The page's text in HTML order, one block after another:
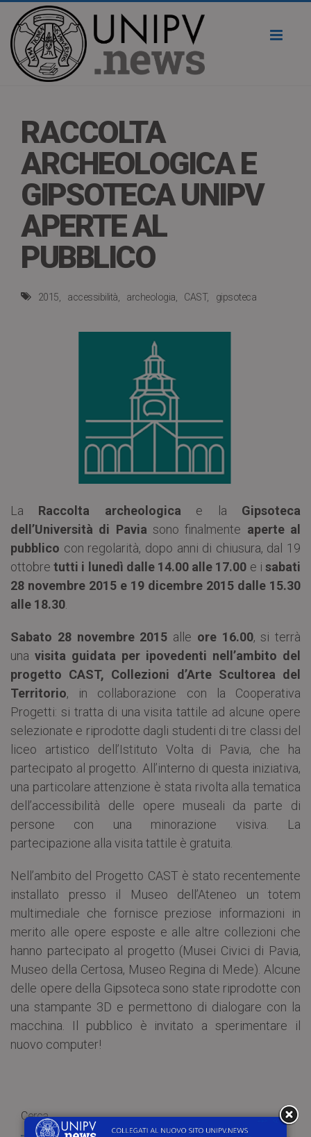
RACCOLTA
ARCHEOLOGICA E
GIPSOTECA UNIPV
APERTE AL
PUBBLICO
2015 accessibilità archeologia CAST gipsoteca
La Raccolta archeologica e la Gipsoteca
dell’Università di Pavia sono finalmente aperte al
pubblico con regolarità, dopo anni di chiusura, dal 19
ottobretutti i lunedì dalle 14.00 alle 17.00 e isabati
28 novembre 2015 e 19 dicembre 2015 dalle 15.30
alle 18.30.
Sabato 28 novembre 2015 alle ore 16.00, si terrà
una visita guidata per ipovedenti nell’ambito del
progetto CAST, Collezioni d’Arte Scultorea del
Territorio, in collaborazione con la Cooperativa
Progetti: si tratta di una visita tattile ad alcune opere
selezionate e riprodotte dagli studenti di tre classi del
liceo artistico dell’Istituto Volta di Pavia, che ha
partecipato al progetto. All’interno di questa iniziativa,
una particolare attenzione è stata rivolta alla tematica
dell’accessibilità delle opere museali da parte di
persone con una minorazione visiva. La
partecipazione alla visita tattile è gratuita.
Nell’ambito del Progetto CAST è stato recentemente
installato presso il Museo dell’Ateneo un totem
multimediale che fornisce preziose informazioni in
merito alle opere esposte e alle altre collezioni che
hanno partecipato al progetto (Musei Civici di Pavia,
Museo della Certosa, Museo Regina di Mede). Alcune
delle opere della Gipsoteca sono state riprodotte con
una stampante 3D e permettono di dialogare con la
macchina. Il pubblico è invitato a sperimentare il
nuovo computer!
Cerca